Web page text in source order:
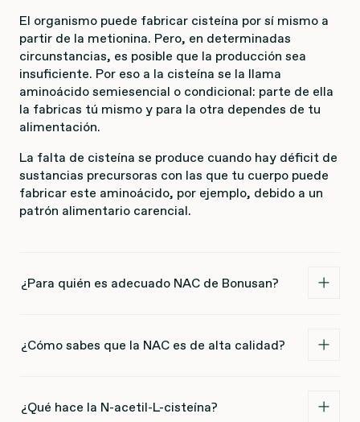
El organismo puede fabricar cisteína por sí mismo a
partir de la metionina. Pero, en determinadas
circunstancias, es posible que la producción sea
insuficiente. Por eso a la cisteína se la llama
aminoácido semiesencial o condicional: parte de ella
la fabricas tú mismo y para la otra dependes de tu
alimentación.
La falta de cisteína se produce cuando hay déficit de
sustancias precursoras con las que tu cuerpo puede
fabricar este aminoácido, por ejemplo, debido a un
patrón alimentario carencial.
¿Para quién es adecuado NAC de Bonusan?
¿Cómo sabes que la NAC es de alta calidad?
¿Qué hace la N-acetil-L-cisteína?